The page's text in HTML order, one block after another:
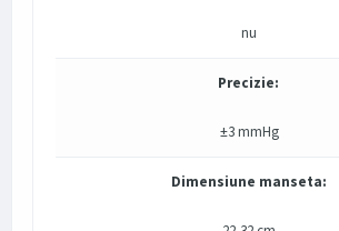
nu
Precizie:
±3 mmHg
Dimensiune manseta: